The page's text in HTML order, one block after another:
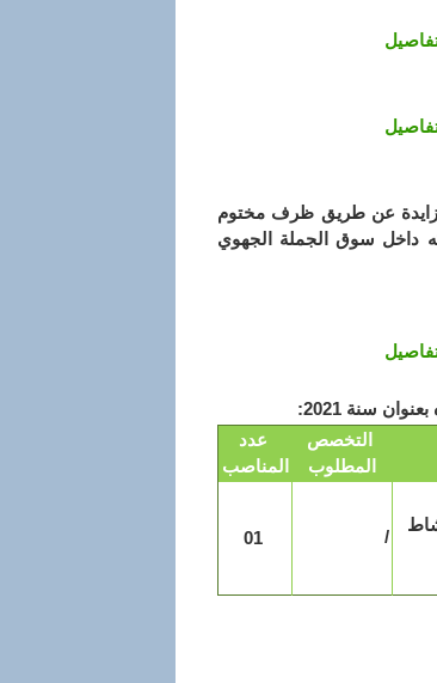
عن طريق ظرف مختوم
داخل سوق الجملة الجهوي
سنة 2021:
عدد
المناصب
التخصص
المطلوب
01 /